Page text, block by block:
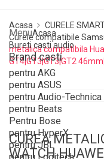
MenuAcasa
Bureti casti audio
Brand casti
pentru AKG
pentru ASUS
pentru Audio-Technica
pentru Beats
Pentru Bose
pentru HyperX
pentru JBL
Acasa CURELE
Curele compatibile
metalica compatibila
GT4|GT3|GT3|GT2
CUREA
WATCH